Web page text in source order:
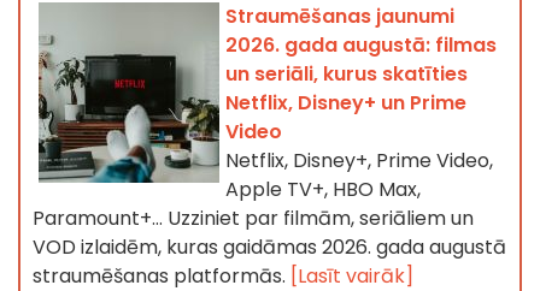
Straumēšanas jaunumi
2026. gada augustā: filmas
un seriāli, kurus skatīties
Netflix, Disney+ un Prime
Video
Netflix, Disney+, Prime Video,
Apple TV+, HBO Max,
Paramount+… Uzziniet par filmām, seriāliem un
VOD izlaidēm, kuras gaidāmas 2026. gada augustā
straumēšanas platformās. [Lasīt vairāk]